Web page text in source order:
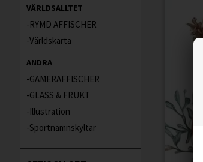
VÄRLDSALLTET
RYMD AFFISCHER
Världskarta
ANDRA
GAMERAFFISCHER
GLASS & FRUKT
Illustration
Sportnamnskyltar